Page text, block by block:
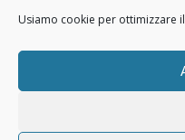
Usiamo cookie per ottimizzare